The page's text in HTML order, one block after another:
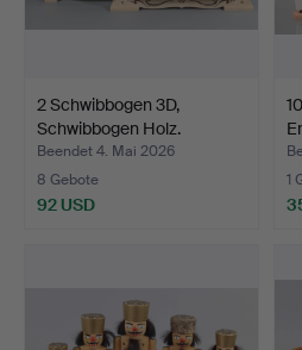
2 Schwibbogen 3D,
Schwibbogen Holz.
Beendet 4. Mai 2026
8 Gebote
92 USD
1